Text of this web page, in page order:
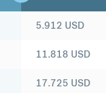
5.912 USD
11.818 USD
17.725 USD